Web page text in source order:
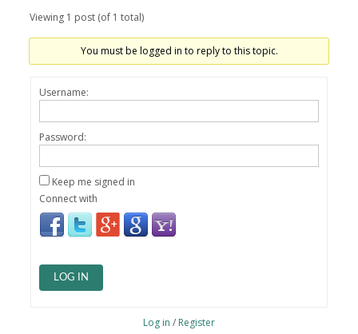
Viewing 1 post (of 1 total)
You must be logged in to reply to this topic.
Username:
Password:
Keep me signed in
Connect with
LOG IN
Log in / Register